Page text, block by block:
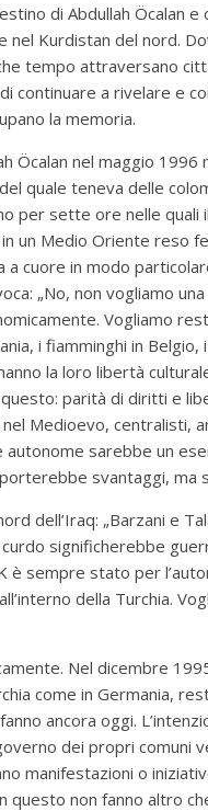
di Abdullah Öcalan
Kurdistan del nord.
tempo attraversano
continuare a rivelare e
la memoria.
Öcalan nel maggio 1996
quale teneva delle
per sette ore nelle
un Medio Oriente reso
cuore in modo
„No, non vogliamo
Vogliamo
i fiamminghi in
la loro libertà
parità di diritti e
Medioevo, centralisti,
sarebbe un
svantaggi, ma
dell’Iraq: „Barzani e
significherebbe
è sempre stato per
della Turchia.
Nel dicembre
come in Germania,
ancora oggi.
dei propri comuni
manifestazioni o
questo non fanno altro